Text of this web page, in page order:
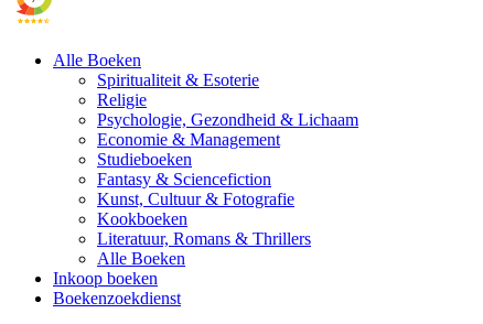
Alle Boeken
Spiritualiteit & Esoterie
Religie
Psychologie, Gezondheid & Lichaam
Economie & Management
Studieboeken
Fantasy & Sciencefiction
Kunst, Cultuur & Fotografie
Kookboeken
Literatuur, Romans & Thrillers
Alle Boeken
Inkoop boeken
Boekenzoekdienst